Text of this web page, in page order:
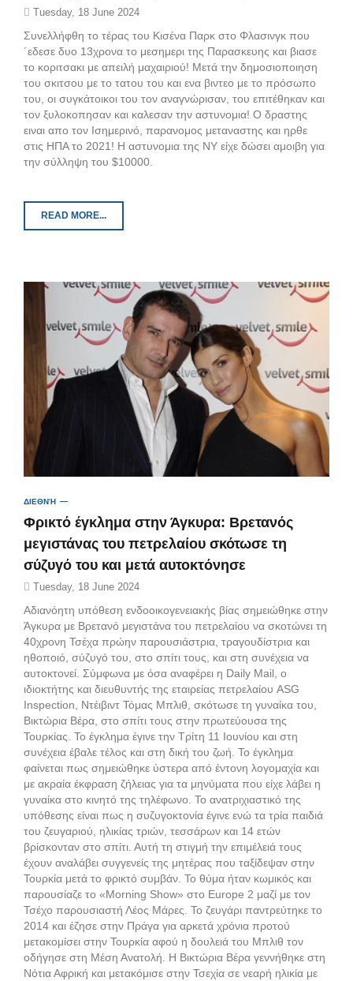
Tuesday, 18 June 2024
Συνελλήφθη το τέρας του Κισένα Παρκ στο Φλασινγκ που
´εδεσε δυο 13χρονα το μεσημερι της Παρασκευης και βιασε
το κοριτσακι με απειλή μαχαιριού! Μετά την δημοσιοποιηση
του σκιτσου με το τατου του και ενα βιντεο με το πρόσωπο
του, οι συγκάτοικοι του τον αναγνώρισαν, του επιτέθηκαν και
τον ξυλοκοπησαν και καλεσαν την αστυνομια! Ο δραστης
ειναι απο τον Ισημερινό, παρανομος μεταναστης και ηρθε
στις ΗΠΑ το 2021! Η αστυνομια της ΝΥ είχε δώσει αμοιβη για
την σύλληψη του $10000.
READ MORE...
ΔΙΕΘΝΉ
Φρικτό έγκλημα στην Άγκυρα: Βρετανός
μεγιστάνας του πετρελαίου σκότωσε τη
σύζυγό του και μετά αυτοκτόνησε
Tuesday, 18 June 2024
Αδιανόητη υπόθεση ενδοοικογενειακής βίας σημειώθηκε στην
Άγκυρα με Βρετανό μεγιστάνα του πετρελαίου να σκοτώνει τη
40χρονη Τσέχα πρώην παρουσιάστρια, τραγουδίστρια και
ηθοποιό, σύζυγό του, στο σπίτι τους, και στη συνέχεια να
αυτοκτονεί. Σύμφωνα με όσα αναφέρει η Daily Mail, ο
ιδιοκτήτης και διευθυντής της εταιρείας πετρελαίου ASG
Inspection, Ντέιβιντ Τόμας Μπλιθ, σκότωσε τη γυναίκα του,
Βικτώρια Βέρα, στο σπίτι τους στην πρωτεύουσα της
Τουρκίας. Το έγκλημα έγινε την Τρίτη 11 Ιουνίου και στη
συνέχεια έβαλε τέλος και στη δική του ζωή. Το έγκλημα
φαίνεται πως σημειώθηκε ύστερα από έντονη λογομαχία και
με ακραία έκφραση ζήλειας για τα μηνύματα που είχε λάβει η
γυναίκα στο κινητό της τηλέφωνο. Το ανατριχιαστικό της
υπόθεσης είναι πως η συζυγοκτονία έγινε ενώ τα τρία παιδιά
του ζευγαριού, ηλικίας τριών, τεσσάρων και 14 ετών
βρίσκονταν στο σπίτι. Αυτή τη στιγμή την επιμέλειά τους
έχουν αναλάβει συγγενείς της μητέρας που ταξίδεψαν στην
Τουρκία μετά το φρικτό συμβάν. Το θύμα ήταν κωμικός και
παρουσίαζε το «Morning Show» στο Europe 2 μαζί με τον
Τσέχο παρουσιαστή Λέος Μάρες. Το ζευγάρι παντρεύτηκε το
2014 και έζησε στην Πράγα για αρκετά χρόνια προτού
μετακομίσει στην Τουρκία αφού η δουλειά του Μπλιθ τον
οδήγησε στη Μέση Ανατολή. Η Βικτώρια Βέρα γεννήθηκε στη
Νότια Αφρική και μετακόμισε στην Τσεχία σε νεαρή ηλικία με